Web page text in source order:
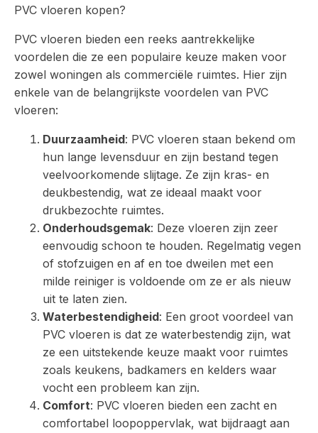
PVC vloeren kopen?
PVC vloeren bieden een reeks aantrekkelijke
voordelen die ze een populaire keuze maken voor
zowel woningen als commerciële ruimtes. Hier zijn
enkele van de belangrijkste voordelen van PVC
vloeren:
Duurzaamheid: PVC vloeren staan bekend om
hun lange levensduur en zijn bestand tegen
veelvoorkomende slijtage. Ze zijn kras- en
deukbestendig, wat ze ideaal maakt voor
drukbezochte ruimtes.
Onderhoudsgemak: Deze vloeren zijn zeer
eenvoudig schoon te houden. Regelmatig vegen
of stofzuigen en af en toe dweilen met een
milde reiniger is voldoende om ze er als nieuw
uit te laten zien.
Waterbestendigheid: Een groot voordeel van
PVC vloeren is dat ze waterbestendig zijn, wat
ze een uitstekende keuze maakt voor ruimtes
zoals keukens, badkamers en kelders waar
vocht een probleem kan zijn.
Comfort: PVC vloeren bieden een zacht en
comfortabel loopoppervlak, wat bijdraagt aan